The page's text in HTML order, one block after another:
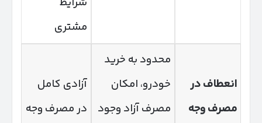
مشتری
انعطاف در
مصرف وجه
محدود به خرید
خودرو، امکان
مصرف آزاد وجود
آزادی کامل
در مصرف وجه